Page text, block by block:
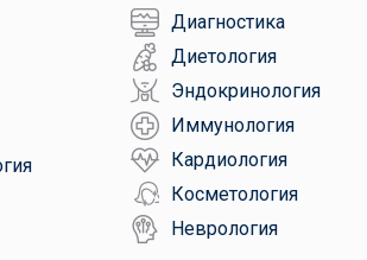
Диагностика
Диетология
Эндокринология
Иммунология
Кардиология
Косметология
Неврология